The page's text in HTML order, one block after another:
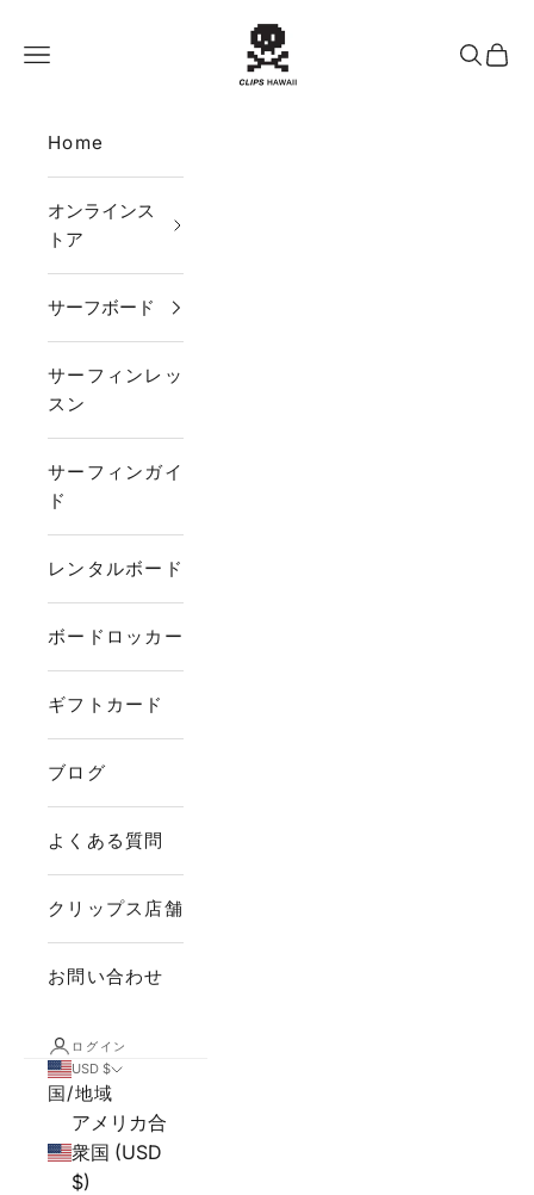
CLIPS HAWAII
メニュー
検索カー
Home
オンラインス
トア
サーフボード
サーフィンレッ
スン
サーフィンガイ
ド
レンタルボード
ボードロッカー
ギフトカード
ブログ
よくある質問
クリップス店舗
お問い合わせ
ログイン
USD $
国/地域
アメリカ合
衆国 (USD
$)